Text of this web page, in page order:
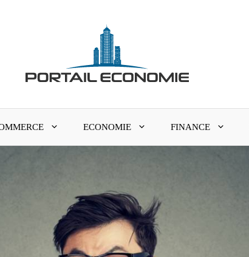
ECONOMIE FINANCE